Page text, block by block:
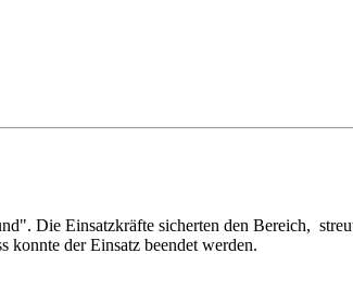
Die Einsatzkräfte sicherten den Bereich,
konnte der Einsatz beendet werden.